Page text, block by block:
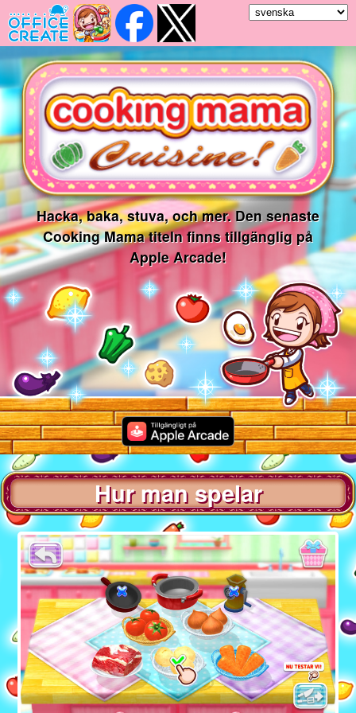
Hacka, baka, stuva, och mer. Den senaste
Cooking Mama titeln finns tillgänglig på
Apple Arcade!
Hur man spelar